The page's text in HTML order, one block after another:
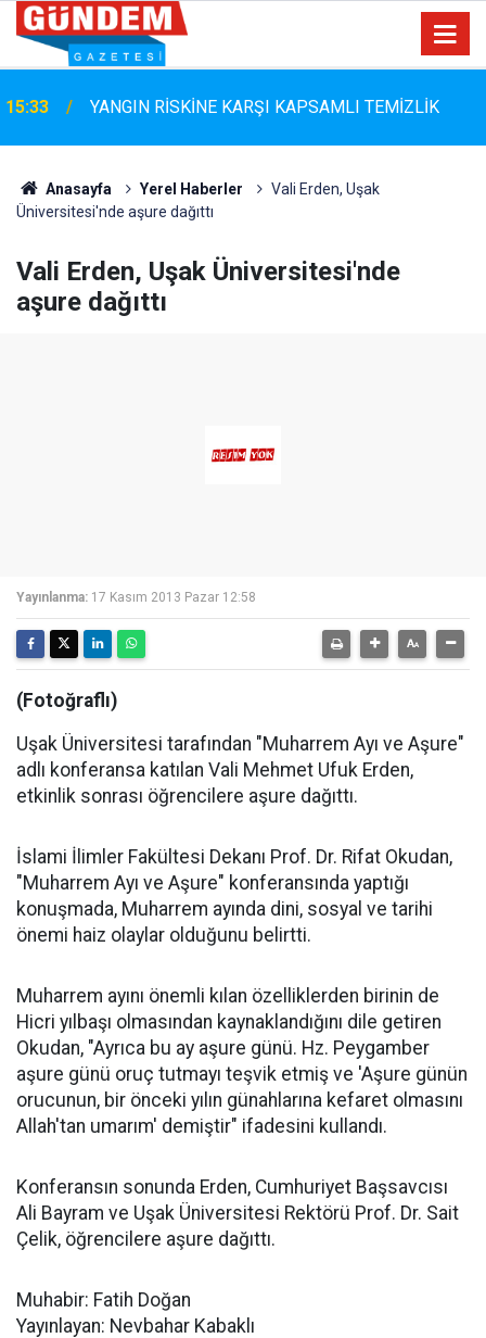
15:06
Marmaris Belediyespor'da Altyapıya Güçlü Takviye:
Mustafa Çolakoğlu ile Sözleşme İmzalandı
Anasayfa Yerel Haberler
Vali Erden, Uşak
Üniversitesi'nde aşure dağıttı
Vali Erden, Uşak Üniversitesi'nde
aşure dağıttı
Yayınlanma: 17 Kasım 2013 Pazar 12:58
(Fotoğraflı)
Uşak Üniversitesi tarafından "Muharrem Ayı ve Aşure"
adlı konferansa katılan Vali Mehmet Ufuk Erden,
etkinlik sonrası öğrencilere aşure dağıttı.
İslami İlimler Fakültesi Dekanı Prof. Dr. Rifat Okudan,
"Muharrem Ayı ve Aşure" konferansında yaptığı
konuşmada, Muharrem ayında dini, sosyal ve tarihi
önemi haiz olaylar olduğunu belirtti.
Muharrem ayını önemli kılan özelliklerden birinin de
Hicri yılbaşı olmasından kaynaklandığını dile getiren
Okudan, "Ayrıca bu ay aşure günü. Hz. Peygamber
aşure günü oruç tutmayı teşvik etmiş ve 'Aşure günün
orucunun, bir önceki yılın günahlarına kefaret olmasını
Allah'tan umarım' demiştir" ifadesini kullandı.
Konferansın sonunda Erden, Cumhuriyet Başsavcısı
Ali Bayram ve Uşak Üniversitesi Rektörü Prof. Dr. Sait
Çelik, öğrencilere aşure dağıttı.
Muhabir: Fatih Doğan
Yayınlayan: Nevbahar Kabaklı